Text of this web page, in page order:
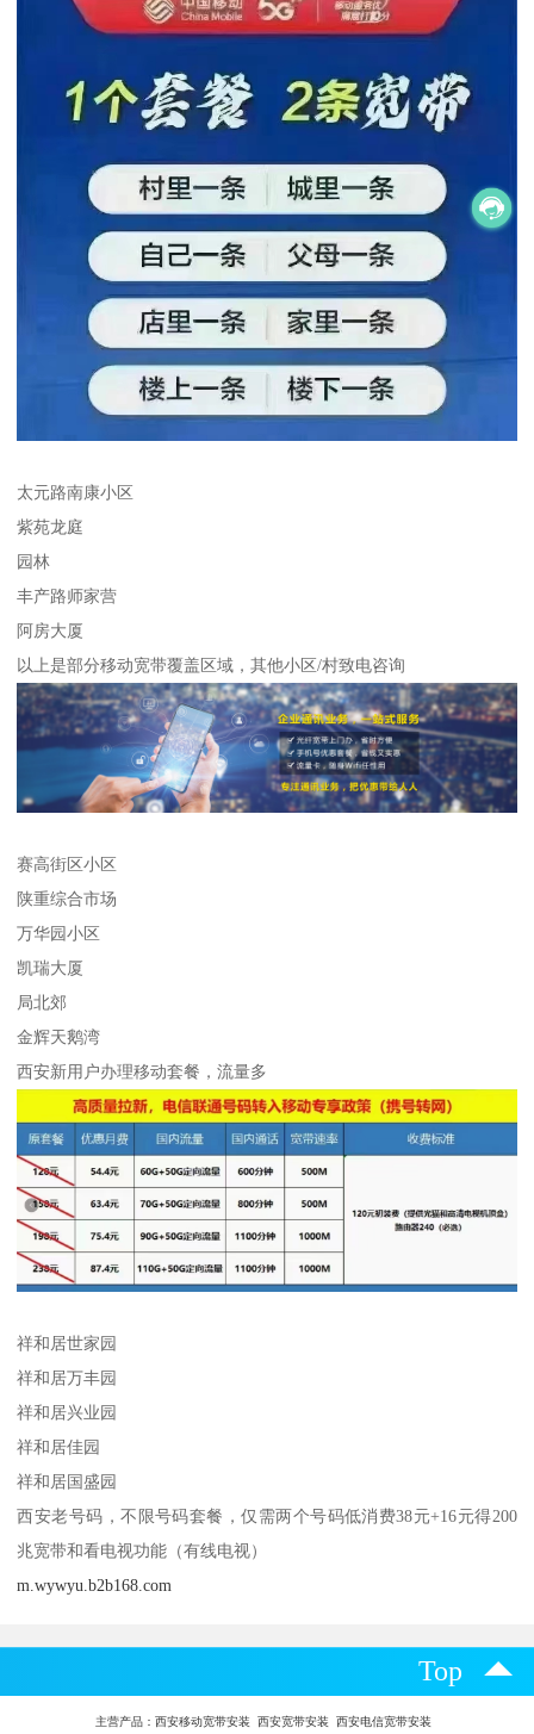
太元路南康小区
紫苑龙庭
园林
丰产路师家营
阿房大厦
以上是部分移动宽带覆盖区域，其他小区/村致电咨询
赛高街区小区
陕重综合市场
万华园小区
凯瑞大厦
局北郊
金辉天鹅湾
西安新用户办理移动套餐，流量多
祥和居世家园
祥和居万丰园
祥和居兴业园
祥和居佳园
祥和居国盛园
西安老号码，不限号码套餐，仅需两个号码低消费38元+16元得200
兆宽带和看电视功能（有线电视）
m.wywyu.b2b168.com
Top
主营产品： 西安移动宽带安装 西安宽带安装 西安电信宽带安装